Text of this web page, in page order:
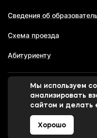
Сведения об
Схема проезда
Абитуриенту
© 1998-2026
университет МФЮА
Сделано в
Мы используем
анализировать
сайтом и делать
Хорошо